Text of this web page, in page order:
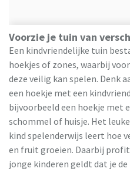
Voorzie je tuin van
Een kindvriendelijke tuin
hoekjes of zones, waarbij
deze veilig kan spelen. Denk
een hoekje met een
bijvoorbeeld een hoekje met
schommel of huisje. Het
kind spelenderwijs leert hoe
en fruit groeien. Daarbij
jonge kinderen geldt dat je